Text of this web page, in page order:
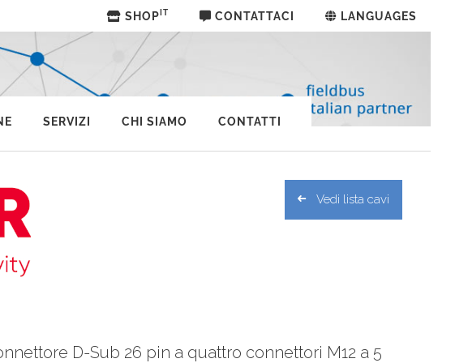
SHOP IT CONTATTACI LANGUAGES
SERVIZI CHI SIAMO CONTATTI
Vedi lista cavi
D-Sub 26 pin a quattro connettori M12 a 5